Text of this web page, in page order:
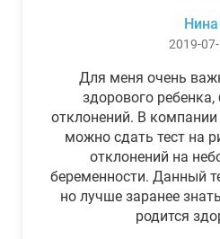
Нина
2019-
Для меня очень
здорового ребенка,
отклонений. В
можно сдать тест на
отклонений на
беременности. Данный
но лучше заранее
родится